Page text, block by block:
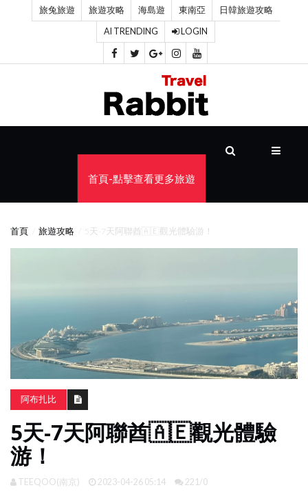
旅兔旅遊 旅遊攻略 海島遊 東南亞 日韓旅遊攻略
AI TRENDING LOGIN
海
島
日
韓
旅
遊
攻
略
首頁-點擊查看更多旅遊
首頁 旅遊攻略 5天-7天阿聯酋🇦🇪觀光體驗游！
阿布扎比
5天-7天阿聯酋🇦🇪觀光體驗
游！
TEEQOO(南京) 2023-04-26 05:14 221/0